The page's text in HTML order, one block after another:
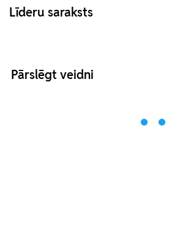
Līderu saraksts
Pārslēgt veidni